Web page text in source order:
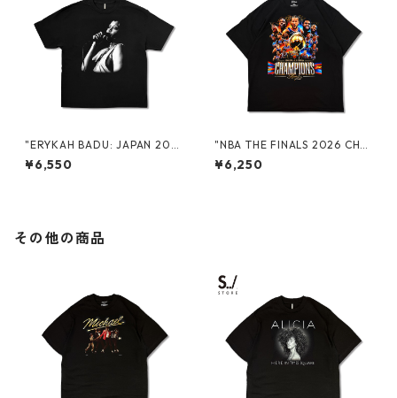
"ERYKAH BADU: JAPAN 202
6" PROMO S/S TEE
¥6,550
"NBA THE FINALS 2026 CHA
¥6,250
その他の商品